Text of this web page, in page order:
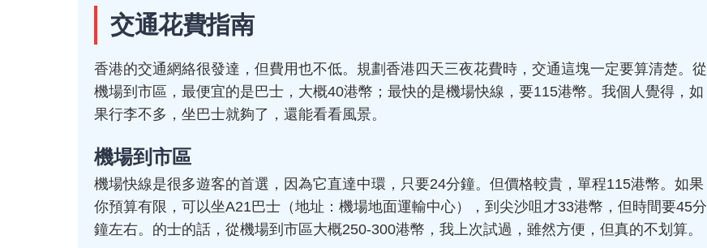
交通花費指南
香港的交通網絡很發達，但費用也不低。規劃香港四天三夜花費時，交通這塊一定要算清楚。從
機場到市區，最便宜的是巴士，大概40港幣；最快的是機場快線，要115港幣。我個人覺得，如
果行李不多，坐巴士就夠了，還能看看風景。
機場到市區
機場快線是很多遊客的首選，因為它直達中環，只要24分鐘。但價格較貴，單程115港幣。如果
你預算有限，可以坐A21巴士（地址：機場地面運輸中心），到尖沙咀才33港幣，但時間要45分
鐘左右。的士的話，從機場到市區大概250-300港幣，我上次試過，雖然方便，但真的不划算。